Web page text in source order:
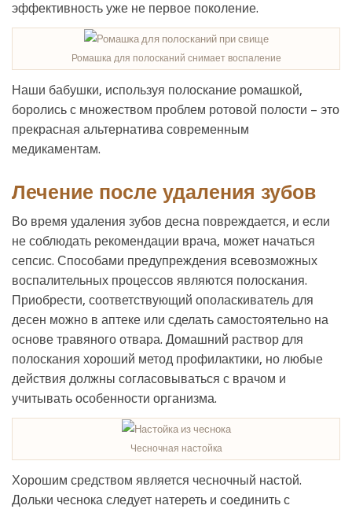
эффективность уже не первое поколение.
Ромашка для полосканий снимает воспаление
Наши бабушки, используя полоскание ромашкой,
боролись с множеством проблем ротовой полости – это
прекрасная альтернатива современным
медикаментам.
Лечение после удаления зубов
Во время удаления зубов десна повреждается, и если
не соблюдать рекомендации врача, может начаться
сепсис. Способами предупреждения всевозможных
воспалительных процессов являются полоскания.
Приобрести, соответствующий ополаскиватель для
десен можно в аптеке или сделать самостоятельно на
основе травяного отвара. Домашний раствор для
полоскания хороший метод профилактики, но любые
действия должны согласовываться с врачом и
учитывать особенности организма.
Чесночная настойка
Хорошим средством является чесночный настой.
Дольки чеснока следует натереть и соединить с